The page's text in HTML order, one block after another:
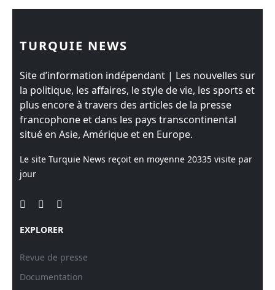
TURQUIE NEWS
Site d’information indépendant | Les nouvelles sur
la politique, les affaires, le style de vie, les sports et
plus encore à travers des articles de la presse
francophone et dans les pays transcontinental
situé en Asie, Amérique et en Europe.
Le site Turquie News reçoit en moyenne 20335 visite par
jour
EXPLORER
Revue de presse
Documentation